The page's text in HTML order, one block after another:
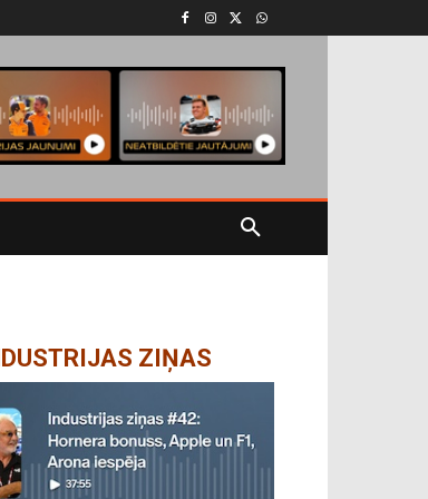
ZIŅAS